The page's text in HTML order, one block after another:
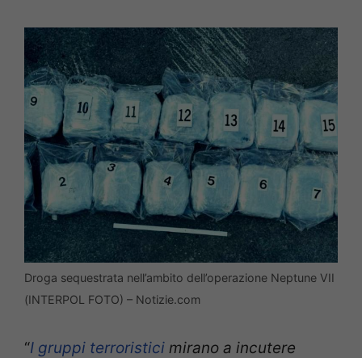
Droga sequestrata nell’ambito dell’operazione Neptune VII
(INTERPOL FOTO) – Notizie.com
“I gruppi terroristici mirano a incutere